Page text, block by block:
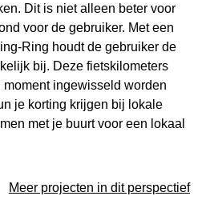
Dit is niet alleen beter voor
voor de gebruiker. Met een
Ring houdt de gebruiker de
bij. Deze fietskilometers
ingewisseld worden
je korting krijgen bij lokale
met je buurt voor een lokaal
Meer projecten in dit perspectief